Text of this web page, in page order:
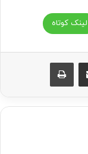
لینک کوتاه
اشتراک گذاری از طریق ایمیل چاپ